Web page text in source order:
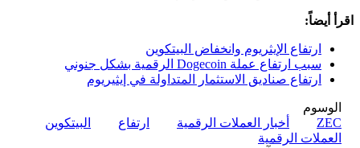
اقرأ أيضاً:
ارتفاع الإيثريوم وانخفاض البيتكوين
سبب ارتفاع عملة Dogecoin الرقمية بشكل جنوني
ارتفاع صناديق الاستثمار المتداولة في إيثيريوم
الوسوم
ZEC
أخبار العملات الرقمية ارتفاع
البيتكوين
العملات الرقمية